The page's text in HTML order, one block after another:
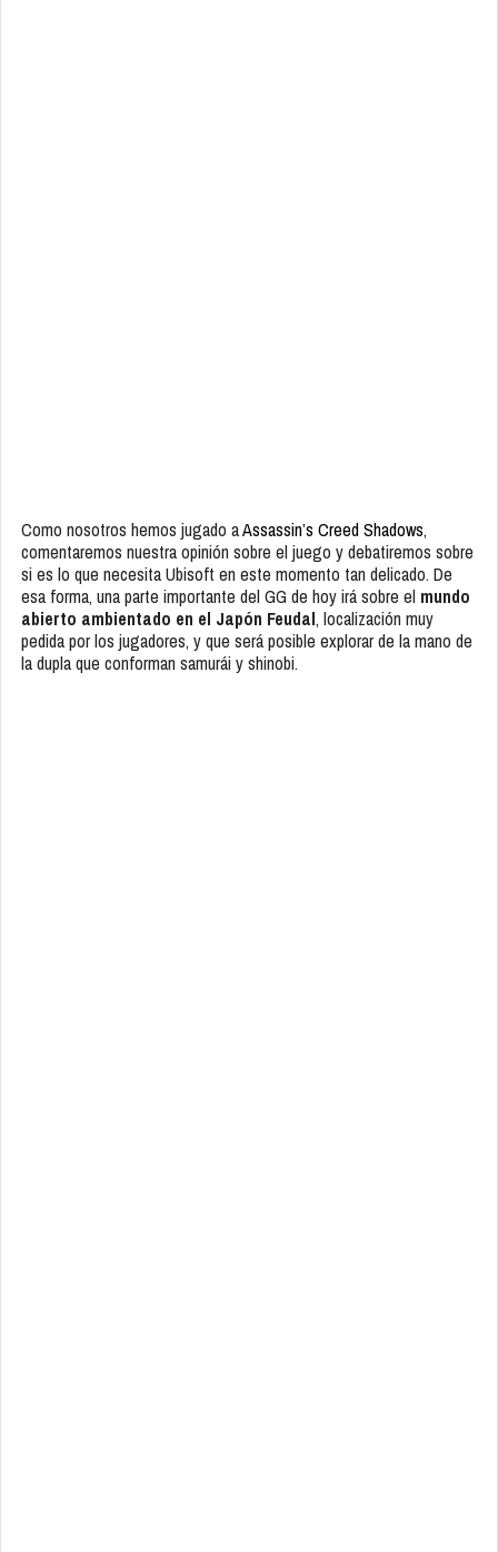
Como nosotros hemos jugado aAssassin’s Creed Shadows,
comentaremos nuestra opinión sobre el juego y debatiremos sobre
si es lo que necesita Ubisoft en este momento tan delicado. De
esa forma, una parte importante del GG de hoy irá sobre el mundo
abierto ambientado en el Japón Feudal, localización muy
pedida por los jugadores, y que será posible explorar de la mano de
la dupla que conforman samurái y shinobi.